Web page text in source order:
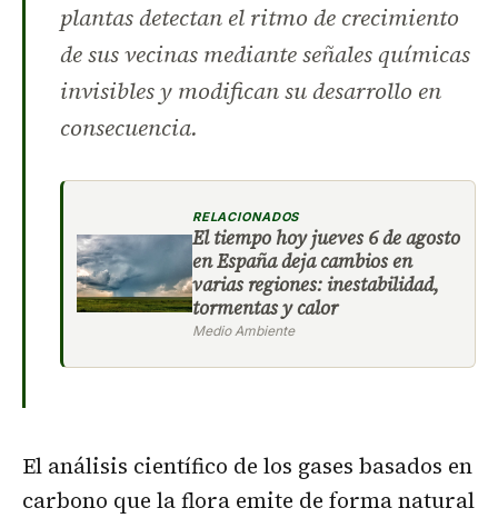
plantas detectan el ritmo de crecimiento
de sus vecinas mediante señales químicas
invisibles y modifican su desarrollo en
consecuencia.
RELACIONADOS
El tiempo hoy jueves 6 de agosto
en España deja cambios en
varias regiones: inestabilidad,
tormentas y calor
Medio Ambiente
El análisis científico de los gases basados en
carbono que la flora emite de forma natural